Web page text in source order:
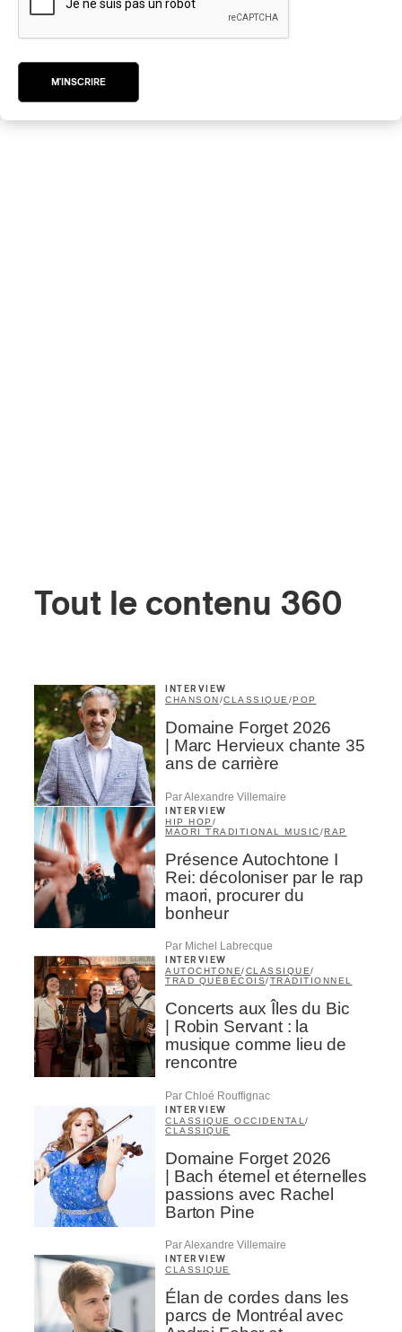
Tout le contenu 360
INTERVIEW
CHANSON /CLASSIQUE/POP
Domaine Forget 2026
| Marc Hervieux chante 35
ans de carrière
Par Alexandre Villemaire
INTERVIEW
HIP HOP /
MAORI TRADITIONAL MUSIC/RAP
Présence Autochtone I
Rei: décoloniser par le rap
maori, procurer du
bonheur
Par Michel Labrecque
INTERVIEW
AUTOCHTONE/CLASSIQUE/
TRAD QUÉBÉCOIS/TRADITIONNEL
Concerts aux Îles du Bic
| Robin Servant : la
musique comme lieu de
rencontre
Par Chloé Rouffignac
INTERVIEW
CLASSIQUE OCCIDENTAL /
CLASSIQUE
Domaine Forget 2026
| Bach éternel et éternelles
passions avec Rachel
Barton Pine
Par Alexandre Villemaire
INTERVIEW
CLASSIQUE
Élan de cordes dans les
parcs de Montréal avec
M'INSCRIRE